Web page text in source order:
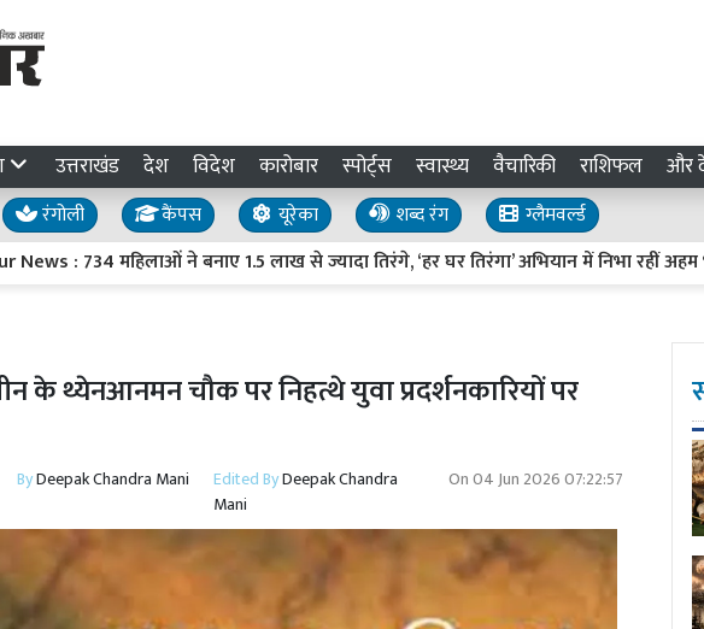
उत्तराखंड देश विदेश कारोबार स्पोर्ट्स स्वास्थ्य वैचारिकी राशिफल और
रंगोली कैंपस यूरेका शब्द रंग
ग्लैमवर्ल्ड
: 734 महिलाओं ने बनाए 1.5 लाख से ज्यादा तिरंगे, ‘हर घर तिरंगा’ अभियान में निभा रहीं अहम भूमिका
के थ्येनआनमन चौक पर निहत्थे युवा प्रदर्शनकारियों पर
ByDeepak Chandra Mani Edited ByDeepak Chandra
Mani
On04 Jun 2026 07:22:57